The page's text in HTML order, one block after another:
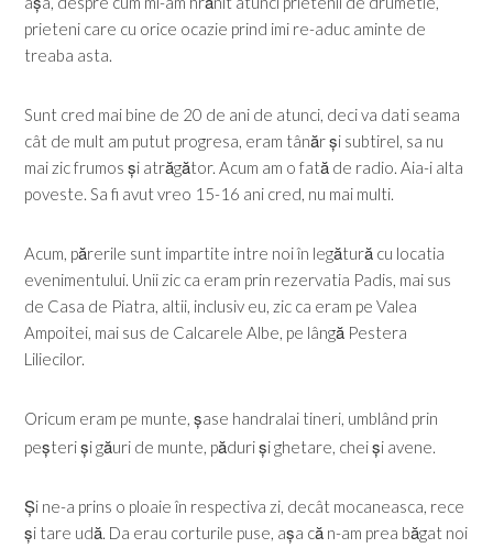
prieteni care cu orice ocazie prind imi re-aduc aminte de
treaba asta.
Sunt cred mai bine de 20 de ani de atunci, deci va dati seama
cât de mult am putut progresa, eram tânăr și subtirel, sa nu
mai zic frumos și atrăgător. Acum am o fată de radio. Aia-i alta
poveste. Sa fi avut vreo 15-16 ani cred, nu mai multi.
Acum, părerile sunt impartite intre noi în legătură cu locatia
evenimentului. Unii zic ca eram prin rezervatia Padis, mai sus
de Casa de Piatra, altii, inclusiv eu, zic ca eram pe Valea
Ampoitei, mai sus de Calcarele Albe, pe lângă Pestera
Liliecilor.
Oricum eram pe munte, șase handralai tineri, umblând prin
peșteri și găuri de munte, păduri și ghetare, chei și avene.
Și ne-a prins o ploaie în respectiva zi, decât mocaneasca, rece
și tare udă. Da erau corturile puse, așa că n-am prea băgat noi